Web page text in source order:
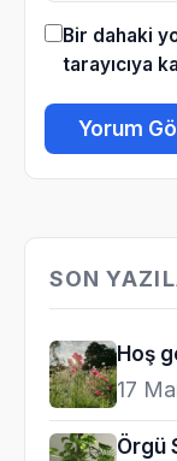
Bir dahaki
tarayıcıya
SON
Hoş
17
Örgü